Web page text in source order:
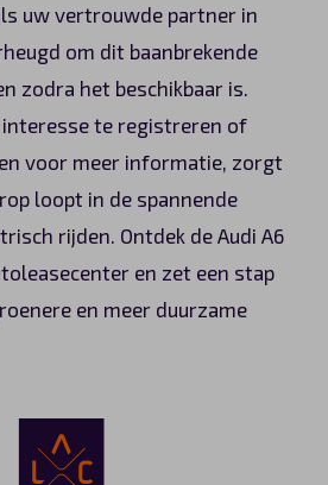
uw vertrouwde partner in
om dit baanbrekende
zodra het beschikbaar is.
te registreren of
voor meer informatie, zorgt
loopt in de spannende
rijden. Ontdek de Audi A6
en zet een stap
en meer duurzame